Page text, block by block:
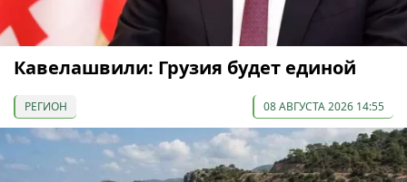
Кавелашвили: Грузия будет единой
РЕГИОН 08 АВГУСТА 2026 14:55